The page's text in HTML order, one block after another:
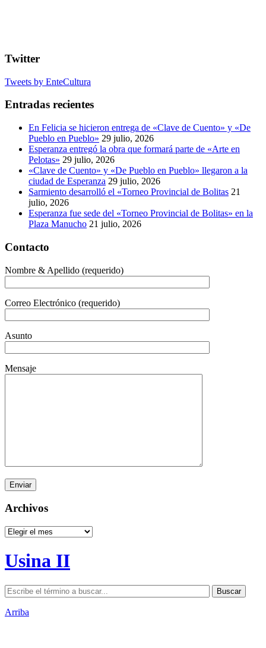
Twitter
Tweets by EnteCultura
Entradas recientes
En Felicia se hicieron entrega de «Clave de Cuento» y «De
Pueblo en Pueblo» 29 julio, 2026
Esperanza entregó la obra que formará parte de «Arte en
Pelotas» 29 julio, 2026
«Clave de Cuento» y «De Pueblo en Pueblo» llegaron a la
ciudad de Esperanza 29 julio, 2026
Sarmiento desarrolló el «Torneo Provincial de Bolitas 21
julio, 2026
Esperanza fue sede del «Torneo Provincial de Bolitas» en la
Plaza Manucho 21 julio, 2026
Contacto
Nombre & Apellido (requerido)
Correo Electrónico (requerido)
Asunto
Mensaje
Archivos
Archivos
Usina II
Arriba